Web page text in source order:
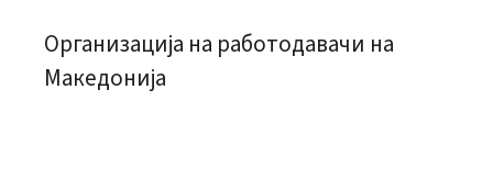
Организација на работодавачи на
Македонија